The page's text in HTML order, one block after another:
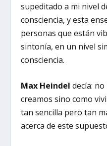
supeditado a mi nivel
consciencia, y esta
personas que están
sintonía, en un nivel
consciencia.
Max Heindel decía:
creamos sino como
tan sencilla pero tan
acerca de este